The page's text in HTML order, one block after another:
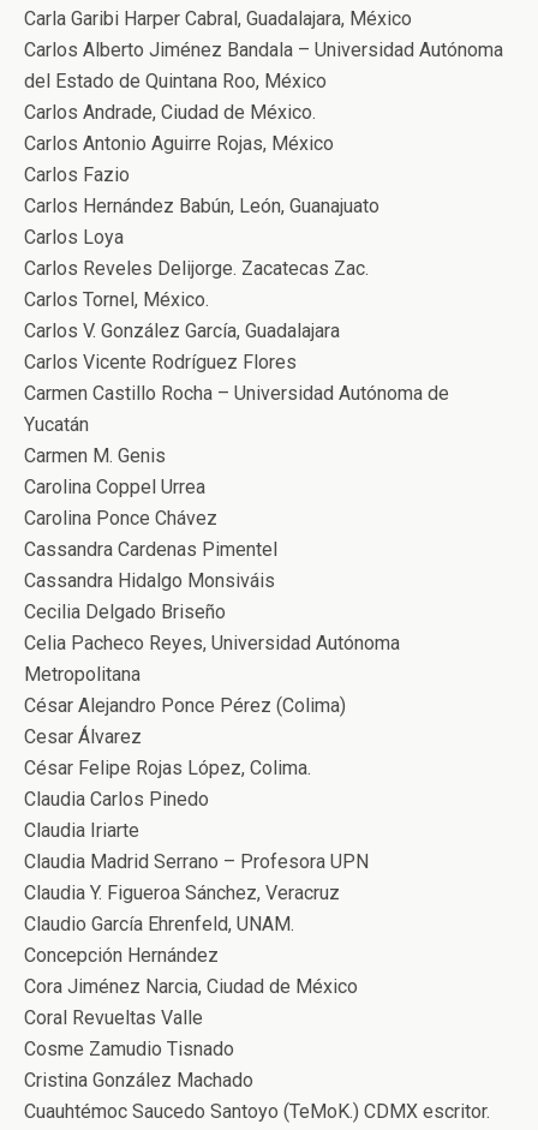
Carla Garibi Harper Cabral, Guadalajara, México
Carlos Alberto Jiménez Bandala – Universidad Autónoma
del Estado de Quintana Roo, México
Carlos Andrade, Ciudad de México.
Carlos Antonio Aguirre Rojas, México
Carlos Fazio
Carlos Hernández Babún, León, Guanajuato
Carlos Loya
Carlos Reveles Delijorge. Zacatecas Zac.
Carlos Tornel, México.
Carlos V. González García, Guadalajara
Carlos Vicente Rodríguez Flores
Carmen Castillo Rocha – Universidad Autónoma de
Yucatán
Carmen M. Genis
Carolina Coppel Urrea
Carolina Ponce Chávez
Cassandra Cardenas Pimentel
Cassandra Hidalgo Monsiváis
Cecilia Delgado Briseño
Celia Pacheco Reyes, Universidad Autónoma
Metropolitana
César Alejandro Ponce Pérez (Colima)
Cesar Álvarez
César Felipe Rojas López, Colima.
Claudia Carlos Pinedo
Claudia Iriarte
Claudia Madrid Serrano – Profesora UPN
Claudia Y. Figueroa Sánchez, Veracruz
Claudio García Ehrenfeld, UNAM.
Concepción Hernández
Cora Jiménez Narcia, Ciudad de México
Coral Revueltas Valle
Cosme Zamudio Tisnado
Cristina González Machado
Cuauhtémoc Saucedo Santoyo (TeMoK.) CDMX escritor.